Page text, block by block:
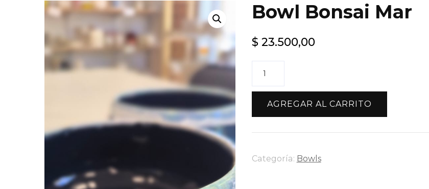
Bowl Bonsai Mar
$23.500,00
AGREGAR AL CARRITO
Categoría: Bowls